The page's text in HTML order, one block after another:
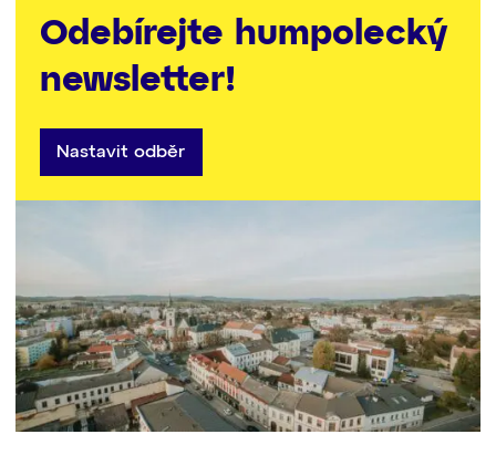
Odebírejte humpolecký
newsletter!
Nastavit odběr